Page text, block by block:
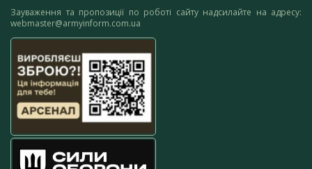
Зауваження та пропозиції по роботі сайту надсилайте на адресу:
webmaster@armyinform.com.ua